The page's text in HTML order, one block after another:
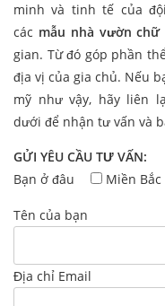
minh và tinh tế của
các mẫu nhà vườn chữ
gian. Từ đó góp phần
địa vị của gia chủ. Nếu
mỹ như vậy, hãy liên
dưới để nhận tư vấn và
GỬI YÊU CẦU TƯ VẤN:
Bạn ở đâu
Miền Bắc
Tên của bạn
Địa chỉ Email